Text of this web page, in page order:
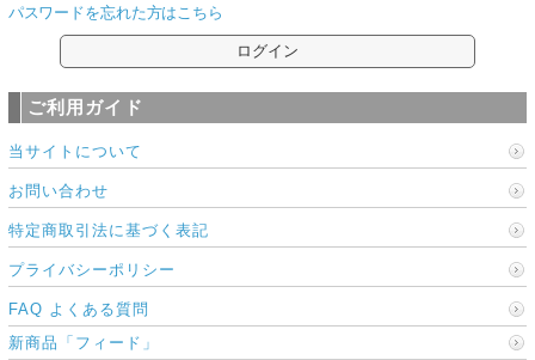
パスワードを忘れた方はこちら
ご利用ガイド
当サイトについて
お問い合わせ
特定商取引法に基づく表記
プライバシーポリシー
FAQ よくある質問
新商品「フィード」